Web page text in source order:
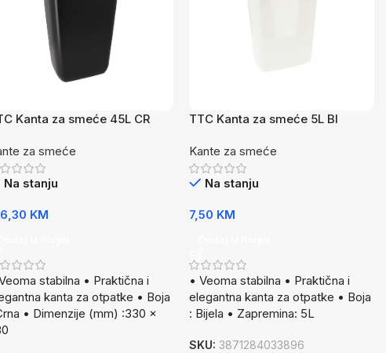
Kanta za smeće 45L CR
za smeće
Na stanju
KM
stabilna • Praktična i
kanta za otpatke • Boja
• Dimenzije (mm) :330 x
TTC Kanta za smeće 5L BI
Kante za smeće
Na stanju
7,50 KM
• Veoma stabilna • Praktična i
elegantna kanta za otpatke • Boja
: Bijela • Zapremina: 5L
SKU:3871284033896